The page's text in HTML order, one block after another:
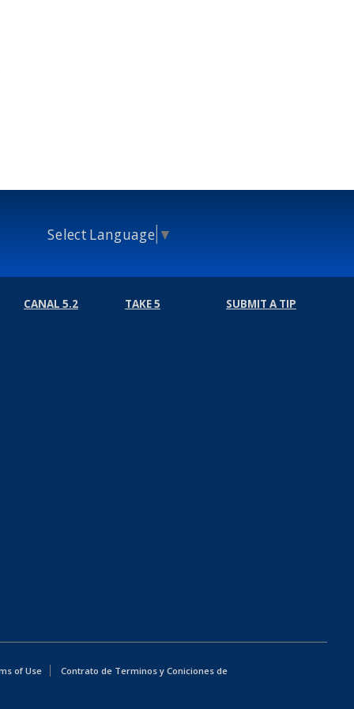
Select Language ▼
CANAL 5.2 TAKE 5 SUBMIT A TIP
of Use
Contrato de Terminos y Coniciones de